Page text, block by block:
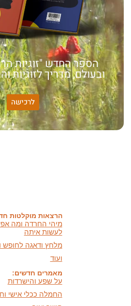
הספר החדש "זוגיות
ובעולם, מדריך לזוגיות
לרכישה
מיהי החרדה ומה
לעשות איתה
מלחץ ודאגה לחופש
ועוד
מאמרים חדשים:
על שפע והישרדות
החמלה ככלי אישי
חושך ואור,